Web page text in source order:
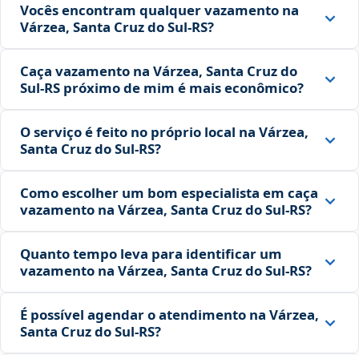
Vocês encontram qualquer vazamento na
Várzea, Santa Cruz do Sul‑RS?
Caça vazamento na Várzea, Santa Cruz do
Sul‑RS próximo de mim é mais econômico?
O serviço é feito no próprio local na Várzea,
Santa Cruz do Sul‑RS?
Como escolher um bom especialista em caça
vazamento na Várzea, Santa Cruz do Sul‑RS?
Quanto tempo leva para identificar um
vazamento na Várzea, Santa Cruz do Sul‑RS?
É possível agendar o atendimento na Várzea,
Santa Cruz do Sul‑RS?